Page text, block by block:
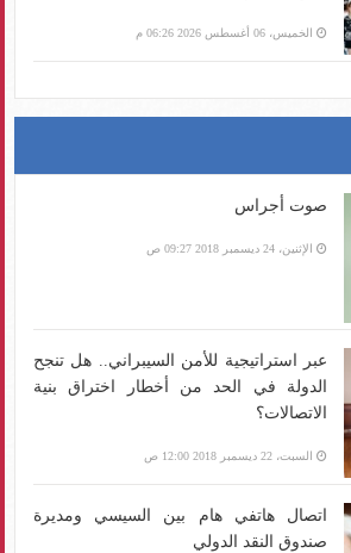
الخميس، 06 أغسطس 2026 06:26 م
صوت أجراس
الإثنين، 24 ديسمبر 2018 09:27 ص
عبر استراتيجية للأمن السيبراني.. هل تنجح
الدولة في الحد من أخطار اختراق بنية
الاتصالات؟
السبت، 22 ديسمبر 2018 12:00 ص
اتصال هاتفي هام بين السيسي ومديرة
صندوق النقد الدولي